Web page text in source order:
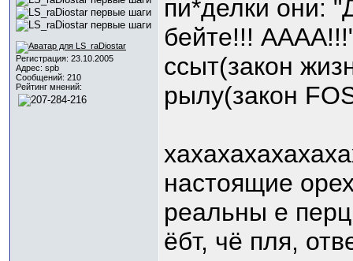
Регистрация: 23.10.2005
Адрес: spb
Сообщений: 210
Рейтинг мнений:
пи*делки они:
бейте!!!
ссыт(закон
рылу(закон
настоящие
реальны е
ёбт, чё пля,